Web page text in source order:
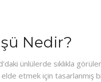
Nedir?
ünlülerde sıklıkla
etmek için